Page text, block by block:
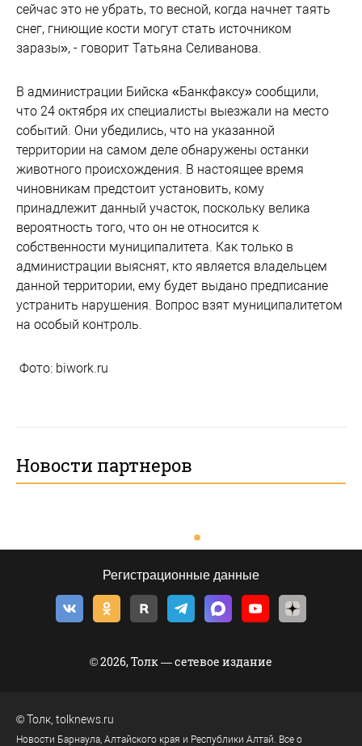
сейчас это не убрать, то весной, когда начнет таять
снег, гниющие кости могут стать источником
заразы», - говорит Татьяна Селиванова.
В администрации Бийска «Банкфаксу» сообщили,
что 24 октября их специалисты выезжали на место
событий. Они убедились, что на указанной
территории на самом деле обнаружены останки
животного происхождения. В настоящее время
чиновникам предстоит установить, кому
принадлежит данный участок, поскольку велика
вероятность того, что он не относится к
собственности муниципалитета. Как только в
администрации выяснят, кто является владельцем
данной территории, ему будет выдано предписание
устранить нарушения. Вопрос взят муниципалитетом
на особый контроль.
Фото: biwork.ru
Новости партнеров
Регистрационные данные
© 2026, Толк — сетевое издание
©Толк tolknews.ru
Новости Барнаула, Алтайского края и Республики Алтай. Все о